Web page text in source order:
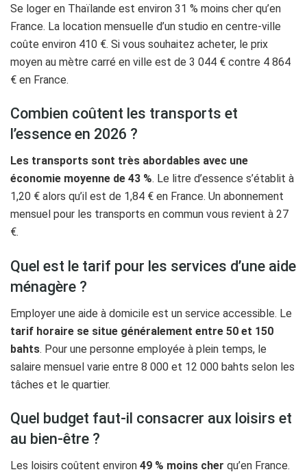
Se loger en Thaïlande est environ 31 % moins cher qu’en
France. La location mensuelle d’un studio en centre-ville
coûte environ 410 €. Si vous souhaitez acheter, le prix
moyen au mètre carré en ville est de 3 044 € contre 4 864
€ en France.
Combien coûtent les transports et
l’essence en 2026 ?
Les transports sont très abordables avec une
économie moyenne de 43 %. Le litre d’essence s’établit à
1,20 € alors qu’il est de 1,84 € en France. Un abonnement
mensuel pour les transports en commun vous revient à 27
€.
Quel est le tarif pour les services d’une aide
ménagère ?
Employer une aide à domicile est un service accessible. Le
tarif horaire se situe généralement entre 50 et 150
bahts. Pour une personne employée à plein temps, le
salaire mensuel varie entre 8 000 et 12 000 bahts selon les
tâches et le quartier.
Quel budget faut-il consacrer aux loisirs et
au bien-être ?
Les loisirs coûtent environ 49 % moins cher qu’en France.